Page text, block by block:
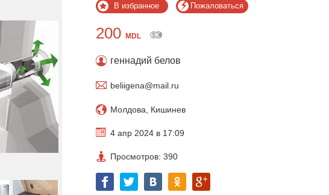
В избранное Пожаловаться
200 MDL
геннадий белов
beliigena@mail.ru
Молдова, Кишинев
4 апр 2024 в 17:09
Просмотров: 390